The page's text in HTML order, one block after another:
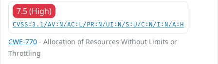
7.5 (High)
CVSS:3.1/AV:N/AC:L/PR:N/UI:N/S:U/C:N/I:N/A:H
CWE-770 - Allocation of Resources Without Limits or
Throttling